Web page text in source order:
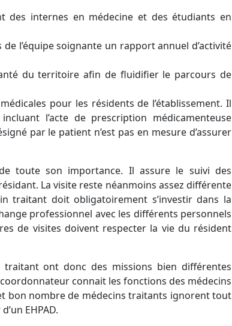
des internes en médecine et des étudiants en
l’équipe soignante un rapport annuel d’activité
du territoire afin de fluidifier le parcours de
pour les résidents de l’établissement. Il
l’acte de prescription médicamenteuse
par le patient n’est pas en mesure d’assurer
toute son importance. Il assure le suivi des
La visite reste néanmoins assez différente
traitant doit obligatoirement s’investir dans la
professionnel avec les différents personnels
de visites doivent respecter la vie du résident
ont donc des missions bien différentes
connait les fonctions des médecins
bon nombre de médecins traitants ignorent tout
EHPAD.